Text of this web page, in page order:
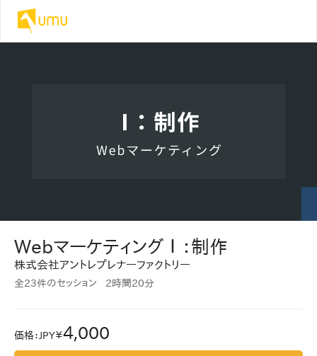
WebマーケティングⅠ：制作
株式会社アントレプレナーファクトリー
全23件のセッション 2時間 20分
価格：JPY￥4,000